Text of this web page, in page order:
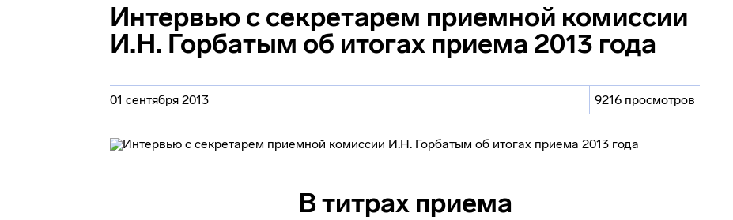
Интервью с секретарем приемной комиссии
И.Н. Горбатым об итогах приема 2013 года
01 сентября 2013 9216 просмотров
В титрах приема